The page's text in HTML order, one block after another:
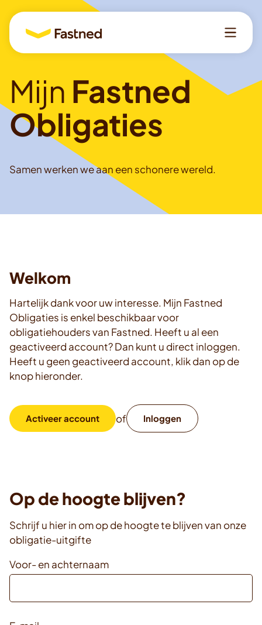
NL
Inloggen
Mijn Fastned
Obligaties
Samen werken we aan een schonere wereld.
Welkom
Hartelijk dank voor uw interesse. Mijn Fastned
Obligaties is enkel beschikbaar voor
obligatiehouders van Fastned. Heeft u al een
geactiveerd account? Dan kunt u direct inloggen.
Heeft u geen geactiveerd account, klik dan op de
knop hieronder.
Activeer account of Inloggen
Op de hoogte blijven?
Schrijf u hier in om op de hoogte te blijven van onze
obligatie-uitgifte
Voor- en achternaam